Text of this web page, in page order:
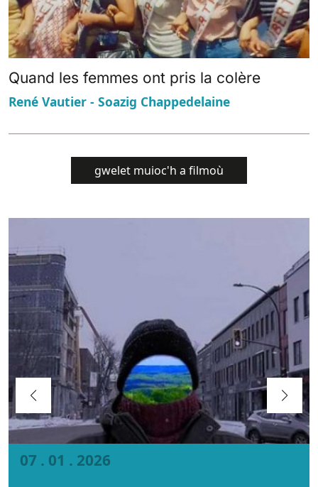
Quand les femmes ont pris la colère
René Vautier - Soazig Chappedelaine
gwelet muioc'h a filmoù
07 . 01 . 2026